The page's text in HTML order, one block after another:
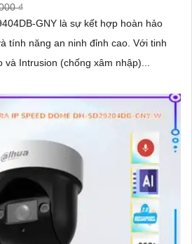
₫
GNY là sự kết hợp hoàn hảo
năng an ninh đỉnh cao. Với tinh
và Intrusion (chống xâm nhập)...